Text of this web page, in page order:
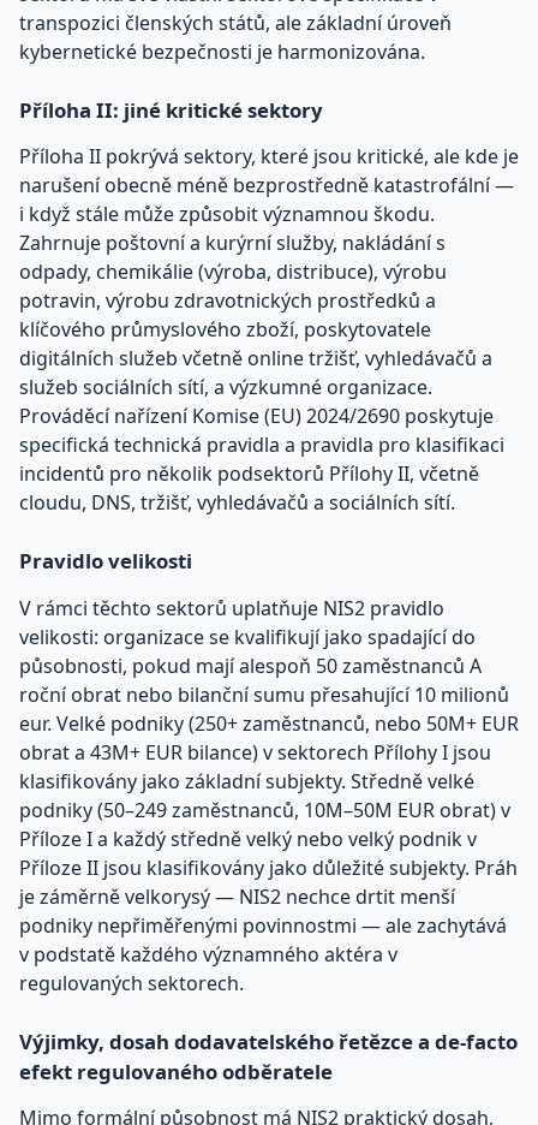
transpozici členských států, ale základní úroveň
kybernetické bezpečnosti je harmonizována.
Příloha II: jiné kritické sektory
Příloha II pokrývá sektory, které jsou kritické, ale kde je
narušení obecně méně bezprostředně katastrofální —
i když stále může způsobit významnou škodu.
Zahrnuje poštovní a kurýrní služby, nakládání s
odpady, chemikálie (výroba, distribuce), výrobu
potravin, výrobu zdravotnických prostředků a
klíčového průmyslového zboží, poskytovatele
digitálních služeb včetně online tržišť, vyhledávačů a
služeb sociálních sítí, a výzkumné organizace.
Prováděcí nařízení Komise (EU) 2024/2690 poskytuje
specifická technická pravidla a pravidla pro klasifikaci
incidentů pro několik podsektorů Přílohy II, včetně
cloudu, DNS, tržišť, vyhledávačů a sociálních sítí.
Pravidlo velikosti
V rámci těchto sektorů uplatňuje NIS2 pravidlo
velikosti: organizace se kvalifikují jako spadající do
působnosti, pokud mají alespoň 50 zaměstnanců A
roční obrat nebo bilanční sumu přesahující 10 milionů
eur. Velké podniky (250+ zaměstnanců, nebo 50M+ EUR
obrat a 43M+ EUR bilance) v sektorech Přílohy I jsou
klasifikovány jako základní subjekty. Středně velké
podniky (50–249 zaměstnanců, 10M–50M EUR obrat) v
Příloze I a každý středně velký nebo velký podnik v
Příloze II jsou klasifikovány jako důležité subjekty. Práh
je záměrně velkorysý — NIS2 nechce drtit menší
podniky nepřiměřenými povinnostmi — ale zachytává
v podstatě každého významného aktéra v
regulovaných sektorech.
Výjimky, dosah dodavatelského řetězce a de-facto
efekt regulovaného odběratele
Mimo formální působnost má NIS2 praktický dosah,